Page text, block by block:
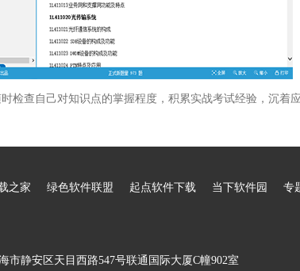
查自己对知识点的掌握程度，积累实战考试经验，沉着应
之家 绿色软件联盟 起点软件下载 当下软件园 专
市静安区天目西路547号联通国际大厦C幢902室